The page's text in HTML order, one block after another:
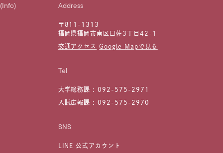
(Info) Address
〒811-1313
福岡県福岡市南区曰佐3丁目42-1
交通アクセス Google Mapで見る
Tel
大学総務課 :092-575-2971
入試広報課 :092-575-2970
SNS
LINE 公式アカウント